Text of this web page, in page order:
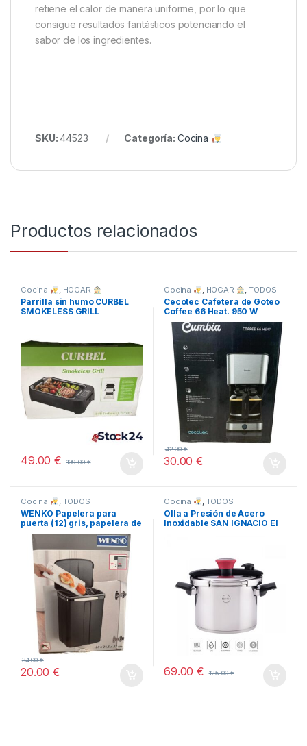
retiene el calor de manera uniforme, por lo que
consigue resultados fantásticos potenciando el
sabor de los ingredientes.
SKU:44523 Categoría: Cocina
Productos relacionados
Cocina , HOGAR
Parrilla sin humo CURBEL
SMOKELESS GRILL
49.00€ 109.00€
Cocina , HOGAR ,TODOS
Cecotec Cafetera de Goteo
Coffee 66 Heat. 950 W
30.00€
42.00€
Cocina , TODOS
WENKO Papelera para
puerta (12) gris, papelera de
armario, papelera de
cocina, capacidad: 12 l,
polipropileno, 26 x 34 x 17
cm, gris
20.00€
34.00€
Cocina , TODOS
Olla a Presión de Acero
Inoxidable SAN IGNACIO El
69.00€ 125.00€